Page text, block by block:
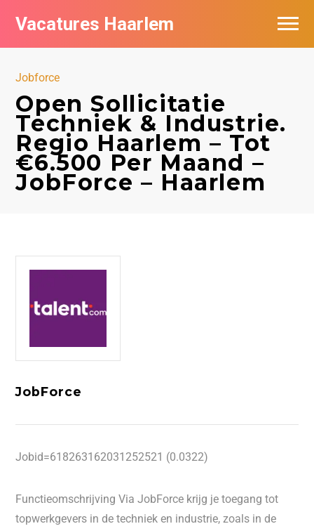
Vacatures Haarlem
Jobforce
Open Sollicitatie
Techniek & Industrie.
Regio Haarlem – Tot
€6.500 Per Maand –
JobForce – Haarlem
JobForce
Jobid=618263162031252521 (0.0322)
Functieomschrijving Via JobForce krijg je toegang tot
topwerkgevers in de techniek en industrie, zoals in de
Vacatures per bedrijf in Haarlem